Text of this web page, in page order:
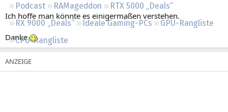
Podcast RAMageddon
RTX 5000 „Deals“
RX 9000 „Deals“
Ideale Gaming-PCs
GPU-Rangliste
CPU-Rangliste
Ich hoffe man könnte es einigermaßen verstehen.
Danke